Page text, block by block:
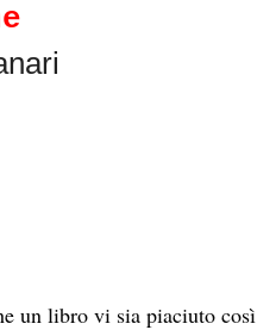
un libro vi sia piaciuto così